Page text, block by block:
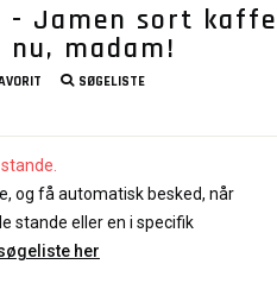
- Jamen sort kaffe
nu, madam!
SØGELISTE
og få automatisk besked, når
stande eller en i specifik
her